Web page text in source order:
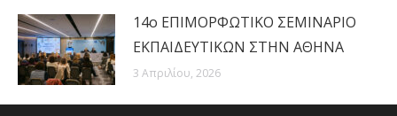
14ο ΕΠΙΜΟΡΦΩΤΙΚΟ ΣΕΜΙΝΑΡΙΟ
ΕΚΠΑΙΔΕΥΤΙΚΩΝ ΣΤΗΝ ΑΘΗΝΑ
3 Απριλίου, 2026